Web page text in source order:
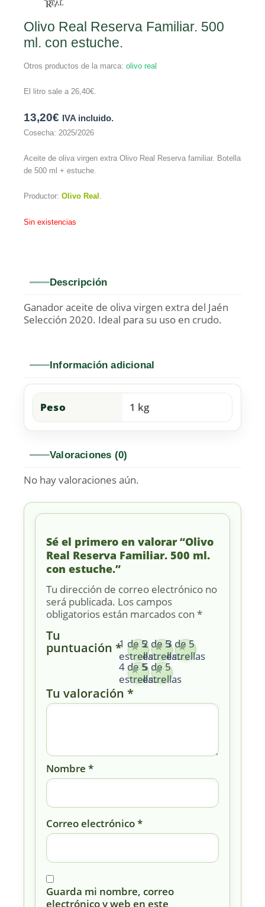
Olivo Real Reserva Familiar. 500
ml. con estuche.
Otros productos de la marca: olivo real
El litro sale a 26,40€.
13,20€ IVA incluido.
Cosecha: 2025/2026
Aceite de oliva virgen extra Olivo Real Reserva familiar. Botella
de 500 ml + estuche.
Productor: Olivo Real .
Sin existencias
Descripción
Ganador aceite de oliva virgen extra del Jaén
Selección 2020. Ideal para su uso en crudo.
Información adicional
Peso 1 kg
Valoraciones (0)
No hay valoraciones aún.
Sé el primero en valorar “Olivo
Real Reserva Familiar. 500 ml.
con estuche.”
Tu dirección de correo electrónico no
será publicada. Los campos
obligatorios están marcados con *
Tu
puntuación *1 de 5
estrellas
2 de 5
estrellas
3 de 5
estrellas
4 de 5
estrellas
5 de 5
estrellas
Tu valoración *
Nombre *
Correo electrónico*
Guarda mi nombre, correo
electrónico y web en este